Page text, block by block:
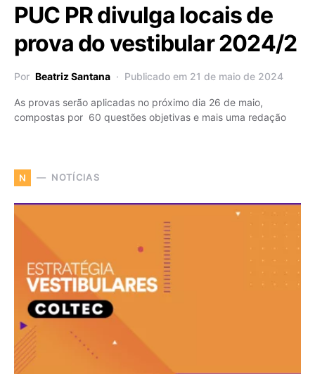
PUC PR divulga locais de
prova do vestibular 2024/2
Por Beatriz Santana Publicado em 21 de maio de 2024
As provas serão aplicadas no próximo dia 26 de maio,
compostas por 60 questões objetivas e mais uma redação
N NOTÍCIAS